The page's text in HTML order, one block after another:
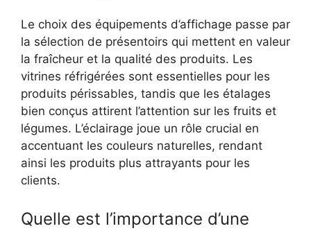
Le choix des équipements d’affichage passe par
la sélection de présentoirs qui mettent en valeur
la fraîcheur et la qualité des produits. Les
vitrines réfrigérées sont essentielles pour les
produits périssables, tandis que les étalages
bien conçus attirent l’attention sur les fruits et
légumes. L’éclairage joue un rôle crucial en
accentuant les couleurs naturelles, rendant
ainsi les produits plus attrayants pour les
clients.
Quelle est l’importance d’une